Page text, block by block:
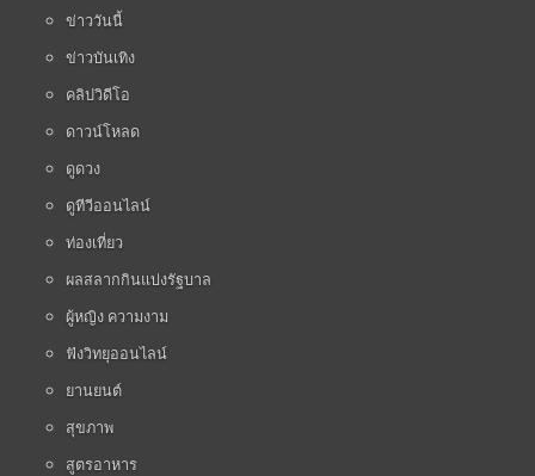
ข่าววันนี้
ข่าวบันเทิง
คลิปวิดีโอ
ดาวน์โหลด
ดูดวง
ดูทีวีออนไลน์
ท่องเที่ยว
ผลสลากกินแบ่งรัฐบาล
ผู้หญิง ความงาม
ฟังวิทยุออนไลน์
ยานยนต์
สุขภาพ
สูตรอาหาร